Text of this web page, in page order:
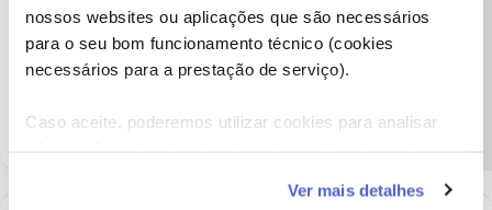
nossos websites ou aplicações que são necessários
para o seu bom funcionamento técnico (cookies
necessários para a prestação de serviço).
Caso aceite, poderemos utilizar cookies para analisar
funcionalidades (cookies de personalização e
Ver mais detalhes
Obrigado,
Ajude a comunidade a encontrar informação relevante. Marque